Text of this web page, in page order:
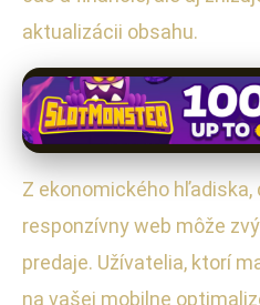
aktualizácii obsahu.
Z ekonomického hľadiska,
responzívny web môže
predaje. Užívatelia, ktorí
na vašej mobilne